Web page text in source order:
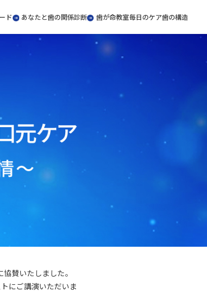
ド あなたと歯の関係診断 歯が命教室毎日のケア歯の構造
賛いたしました。
にご講演いただいま